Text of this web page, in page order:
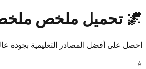
🌌 تحميل ملخص ملخص
احصل على أفضل المصادر التعليمية بجودة
⭐